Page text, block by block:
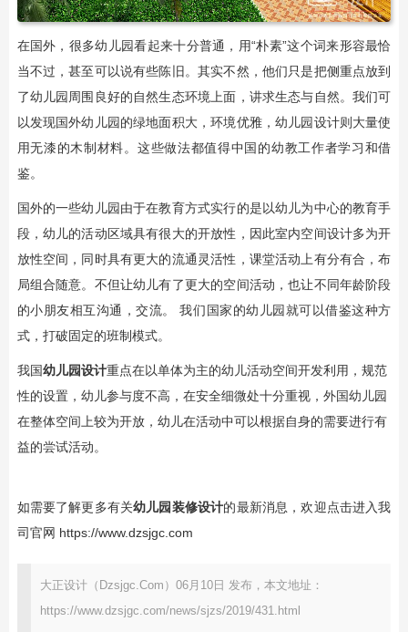
在国外，很多幼儿园看起来十分普通，用“朴素”这个词来形容最恰
当不过，甚至可以说有些陈旧。其实不然，他们只是把侧重点放到
了幼儿园周围良好的自然生态环境上面，讲求生态与自然。我们可
以发现国外幼儿园的绿地面积大，环境优雅，幼儿园设计则大量使
用无漆的木制材料。这些做法都值得中国的幼教工作者学习和借
鉴。
国外的一些幼儿园由于在教育方式实行的是以幼儿为中心的教育手
段，幼儿的活动区域具有很大的开放性，因此室内空间设计多为开
放性空间，同时具有更大的流通灵活性，课堂活动上有分有合，布
局组合随意。不但让幼儿有了更大的空间活动，也让不同年龄阶段
的小朋友相互沟通，交流。 我们国家的幼儿园就可以借鉴这种方
式，打破固定的班制模式。
我国幼儿园设计重点在以单体为主的幼儿活动空间开发利用，规范
性的设置，幼儿参与度不高，在安全细微处十分重视，外国幼儿园
在整体空间上较为开放，幼儿在活动中可以根据自身的需要进行有
益的尝试活动。
如需要了解更多有关幼儿园装修设计的最新消息，欢迎点击进入我
司官网 https://www.dzsjgc.com
大正设计（Dzsjgc.Com）06月10日 发布，本文地址：
https://www.dzsjgc.com/news/sjzs/2019/431.html